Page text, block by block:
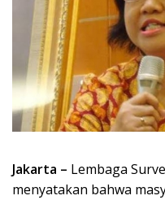
Jakarta – Lembaga
menyatakan bahwa